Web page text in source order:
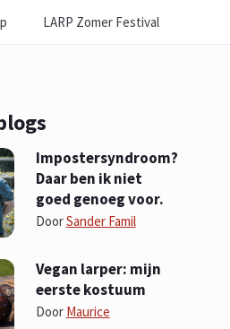
LARP Zomer Festival
Impostersyndroom?
Daar ben ik niet
goed genoeg voor.
DoorSander Famil
Vegan larper: mijn
eerste kostuum
Door Maurice